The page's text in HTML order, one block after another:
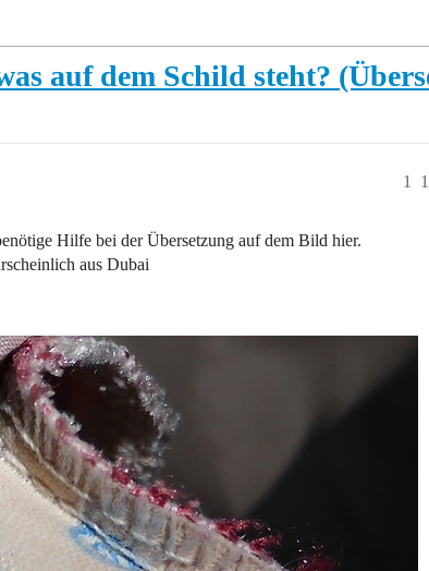
auf dem Schild steht?
1
Hilfe bei der Übersetzung auf dem Bild hier.
aus Dubai